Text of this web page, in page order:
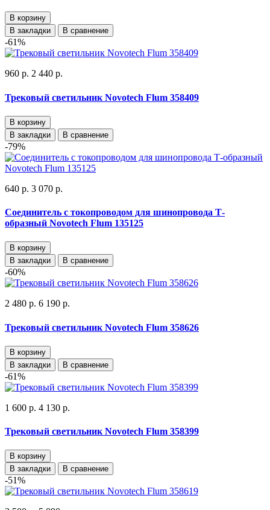
В корзину
В закладки
В сравнение
-61%
960 р. 2 440 р.
Трековый светильник Novotech Flum 358409
В корзину
В закладки
В сравнение
-79%
640 р. 3 070 р.
Соединитель с токопроводом для шинопровода Т-
образный Novotech Flum 135125
В корзину
В закладки
В сравнение
-60%
2 480 р. 6 190 р.
Трековый светильник Novotech Flum 358626
В корзину
В закладки
В сравнение
-61%
1 600 р. 4 130 р.
Трековый светильник Novotech Flum 358399
В корзину
В закладки
В сравнение
-51%